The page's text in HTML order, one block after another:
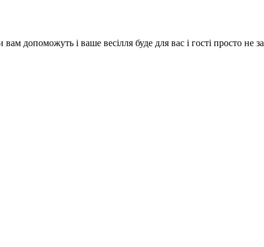
допоможуть і ваше весілля буде для вас і гості просто не